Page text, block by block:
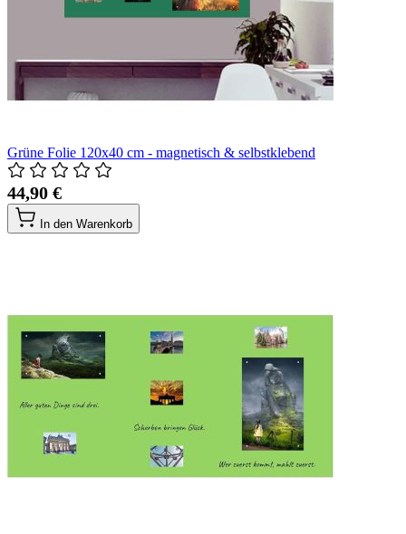
Grüne Folie 120x40 cm - magnetisch & selbstklebend
44,90 €
In den Warenkorb